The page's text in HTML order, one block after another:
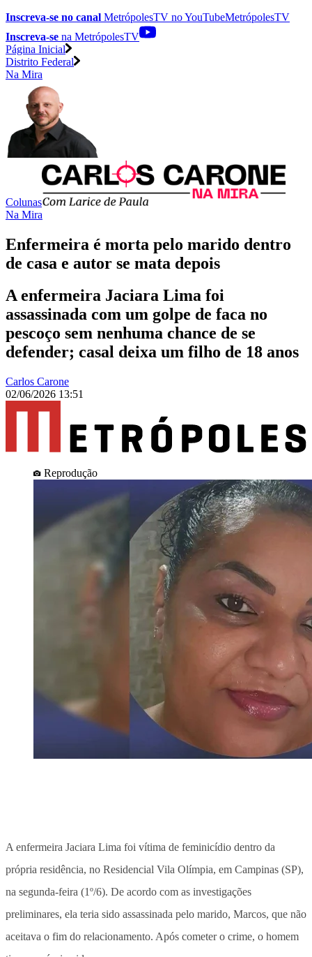
Inscreva-se no canal MetrópolesTV noYouTubeMetrópolesTV
Inscreva-se na MetrópolesTV
Página Inicial
Distrito Federal
Na Mira
Colunas
Na Mira
Enfermeira é morta pelo marido dentro
de casa e autor se mata depois
A enfermeira Jaciara Lima foi
assassinada com um golpe de faca no
pescoço sem nenhuma chance de se
defender; casal deixa um filho de 18 anos
Carlos Carone
02/06/2026 13:51
Reprodução
A enfermeira Jaciara Lima foi vítima de feminicídio dentro da
própria residência, no Residencial Vila Olímpia, em Campinas (SP),
na segunda-feira (1º/6). De acordo com as investigações
preliminares, ela teria sido assassinada pelo marido, Marcos, que não
aceitava o fim do relacionamento. Após cometer o crime, o homem